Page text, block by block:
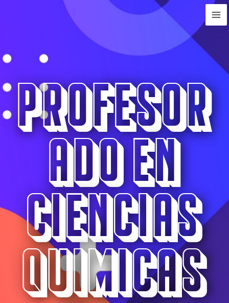
Profesor
ado en
Ciencias
Quimicas